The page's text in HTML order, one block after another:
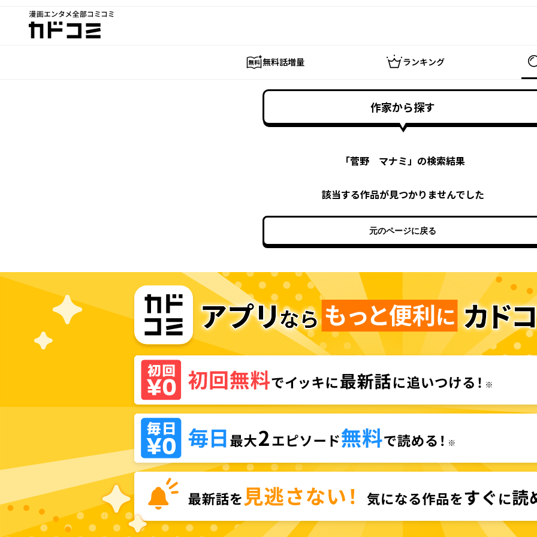
漫画エンタメ全部コミコミ
カドコミ
無料話増量 ランキング
作家から探す
「菅野 マナミ」の検索結果
該当する作品が見つかりませんでした
元のページに戻る